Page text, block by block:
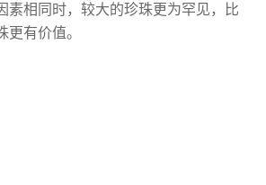
素相同时，较大的珍珠更为罕见，比
更有价值。